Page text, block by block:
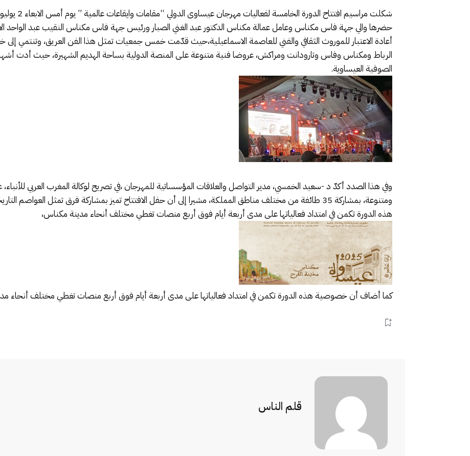
حضرها والي جهة فاس مكناس وعامل عمالة مكناس الدكتور عبد الغني الصبار ورئيس جهة فاس مكناس النقيب عبد الواحد
أعادة الاعتبار للموروث الثقافي والفني للعاصمة الاسماعيلية،حيث قدّمت خمس جمعيات تمثل هذا الفن العريق، وتنتمي
الرباط ومكناس وفاس وتارودانت ومراكش، عروضا فنية متنوعة على المنصة الدولية بساحة الهديم الشهيرة، حيث أدت أشهر
الصوفية العيساوية.
وفي هذا الصدد أكدّ د -سعيد الخمسي، مدير التواصل والعلاقات المؤسساتية للمهرجان ،في تصريح لوكالة المغرب العربي
ومتنوعة، بمشاركة 35 طائفة من مختلف مناطق المملكة، مشيرا إلى أن حفل الافتتاح تميز بمشاركة فرق تمثل
هذه الدورة تكمن في امتداد فعالياتها على مدى أربعة أيام فوق أربع منصات تغطي مختلف أنحاء مدينة مكناس،
كما أضاف أن خصوصية هذه الدورة تكمن في امتداد فعالياتها على مدى أربعة أيام فوق أربع منصات تغطي مختلف أنحاء
قلم الناس